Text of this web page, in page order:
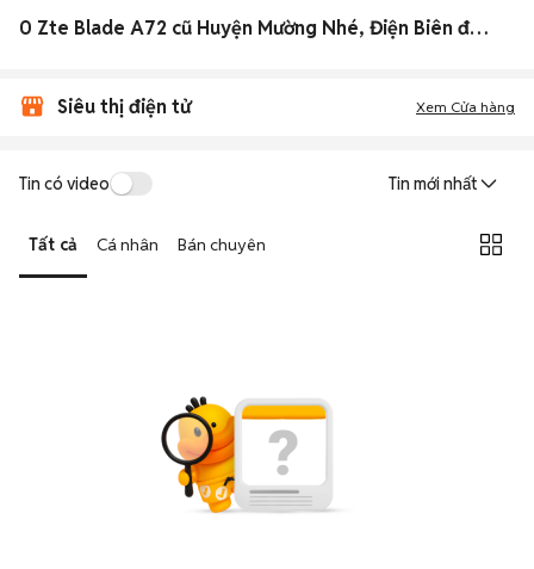
0 Zte Blade A72 cũ Huyện Mường Nhé, Điện Biên đẹp
Siêu thị điện tử Xem Cửa hàng
Tin có video Tin mới nhất
Tất cả Cá nhân Bán chuyên